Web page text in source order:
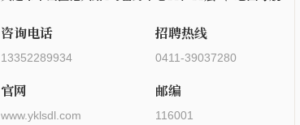
咨询电话
13352289934
招聘热线
0411-39037280
官网
www.yklsdl.com
邮编
116001